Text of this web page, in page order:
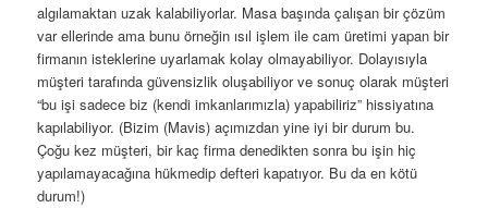
algılamaktan uzak kalabiliyorlar. Masa başında çalışan bir çözüm
var ellerinde ama bunu örneğin ısıl işlem ile cam üretimi yapan bir
firmanın isteklerine uyarlamak kolay olmayabiliyor. Dolayısıyla
müşteri tarafında güvensizlik oluşabiliyor ve sonuç olarak müşteri
“bu işi sadece biz (kendi imkanlarımızla) yapabiliriz” hissiyatına
kapılabiliyor. (Bizim (Mavis) açımızdan yine iyi bir durum bu.
Çoğu kez müşteri, bir kaç firma denedikten sonra bu işin hiç
yapılamayacağına hükmedip defteri kapatıyor. Bu da en kötü
durum!)